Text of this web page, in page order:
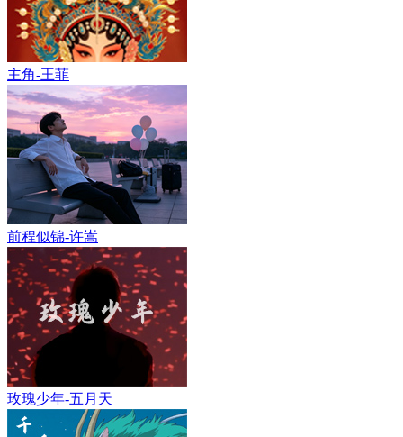
主角-王菲
前程似锦-许嵩
玫瑰少年-五月天